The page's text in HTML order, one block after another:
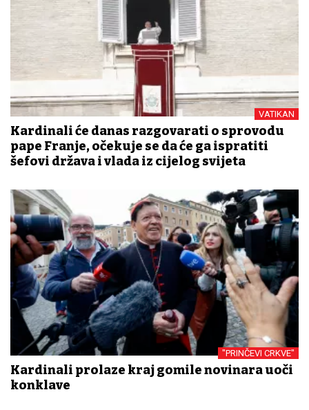
VATIKAN
Kardinali će danas razgovarati o sprovodu
pape Franje, očekuje se da će ga ispratiti
šefovi država i vlada iz cijelog svijeta
"PRINČEVI CRKVE"
Kardinali prolaze kraj gomile novinara uoči
konklave